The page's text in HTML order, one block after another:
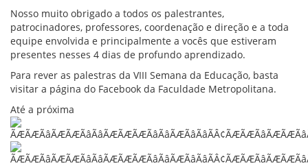
Nosso muito obrigado a todos os palestrantes,
patrocinadores, professores, coordenação e direção e a toda
equipe envolvida e principalmente a vocês que estiveram
presentes nesses 4 dias de profundo aprendizado.
Para rever as palestras da VIII Semana da Educação, basta
visitar a página do Facebook da Faculdade Metropolitana.
Até a próxima